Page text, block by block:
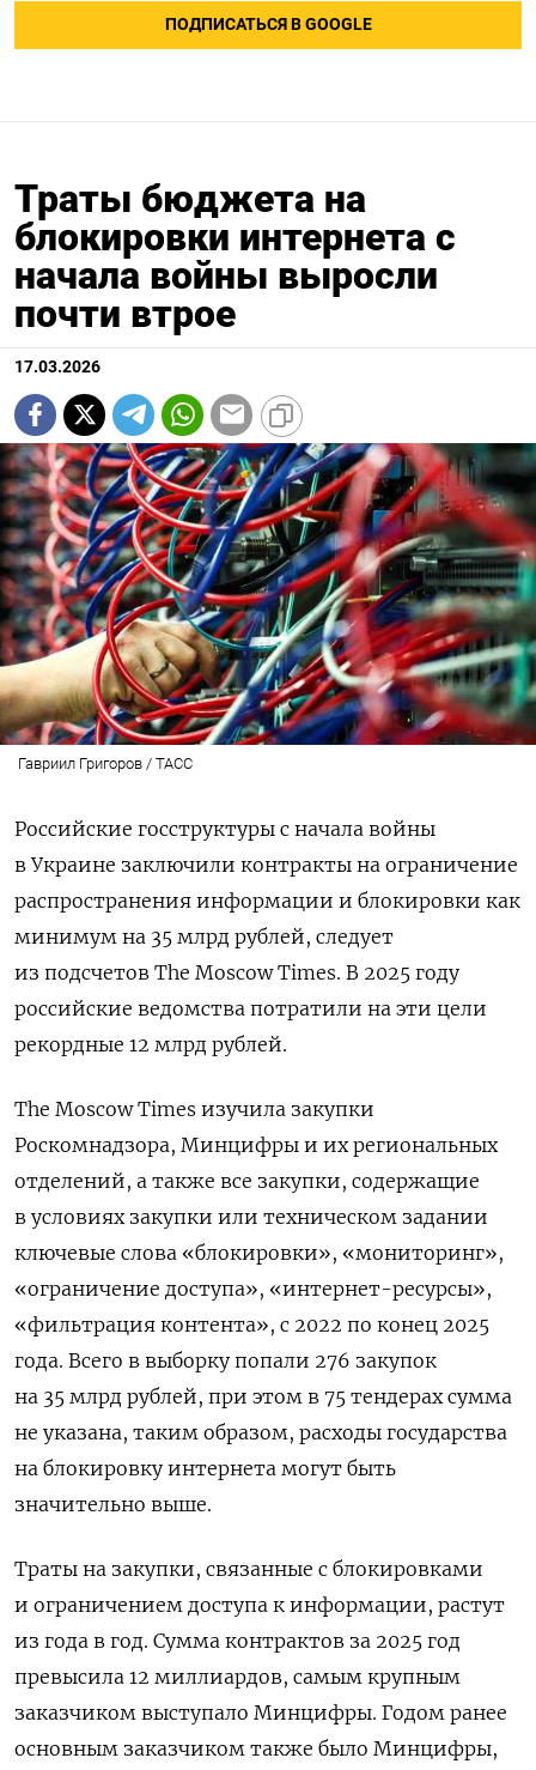
ПОДПИСАТЬСЯ В GOOGLE
Траты бюджета на
блокировки интернета с
начала войны выросли
почти втрое
17.03.2026
Гавриил Григоров / ТАСС
Российские госструктуры с начала войны
в Украине заключили контракты на ограничение
распространения информации и блокировки как
минимум на 35 млрд рублей, следует
из подсчетов The Moscow Times. В 2025 году
российские ведомства потратили на эти цели
рекордные 12 млрд рублей.
The Moscow Times изучила закупки
Роскомнадзора, Минцифры и их региональных
отделений, а также все закупки, содержащие
в условиях закупки или техническом задании
ключевые слова «блокировки», «мониторинг»,
«ограничение доступа», «интернет-ресурсы»,
«фильтрация контента», с 2022 по конец 2025
года. Всего в выборку попали 276 закупок
на 35 млрд рублей, при этом в 75 тендерах сумма
не указана, таким образом, расходы государства
на блокировку интернета могут быть
значительно выше.
Траты на закупки, связанные с блокировками
и ограничением доступа к информации, растут
из года в год. Сумма контрактов за 2025 год
превысила 12 миллиардов, самым крупным
заказчиком выступало Минцифры. Годом ранее
основным заказчиком также было Минцифры,